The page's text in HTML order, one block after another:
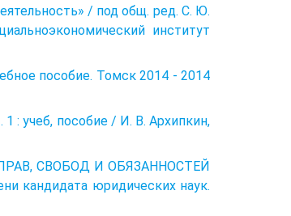
/ под общ. ред. С. Ю.
институт
пособие. Томск 2014 - 2014
: учеб, пособие / И. В. Архипкин,
СВОБОД И ОБЯЗАННОСТЕЙ
кандидата юридических наук.